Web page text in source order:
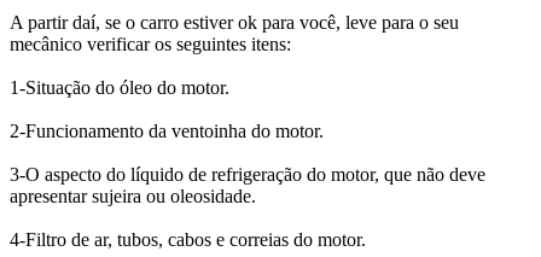
A partir daí, se o carro estiver ok para você, leve para o seu
mecânico verificar os seguintes itens:
1-Situação do óleo do motor.
2-Funcionamento da ventoinha do motor.
3-O aspecto do líquido de refrigeração do motor, que não deve
apresentar sujeira ou oleosidade.
4-Filtro de ar, tubos, cabos e correias do motor.